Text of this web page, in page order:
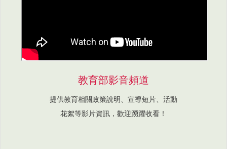
教育部影音頻道
提供教育相關政策說明、宣導短片、活動
花絮等影片資訊，歡迎踴躍收看！